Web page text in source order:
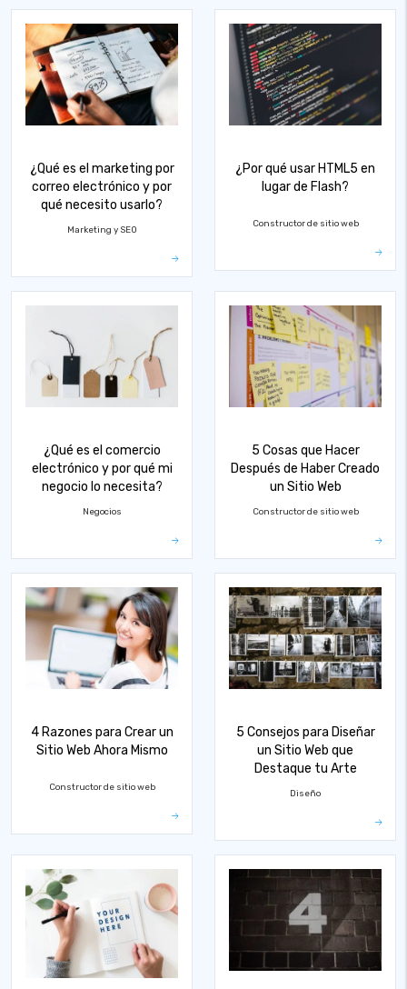
¿Qué es el marketing por
correo electrónico y por
qué necesito usarlo?
Marketing y SEO
¿Por qué usar HTML5 en
lugar de Flash?
Constructor de sitio web
¿Qué es el comercio
electrónico y por qué mi
negocio lo necesita?
Negocios
5 Cosas que Hacer
Después de Haber Creado
un Sitio Web
Constructor de sitio web
4 Razones para Crear un
Sitio Web Ahora Mismo
Constructor de sitio web
5 Consejos para Diseñar
un Sitio Web que
Destaque tu Arte
Diseño